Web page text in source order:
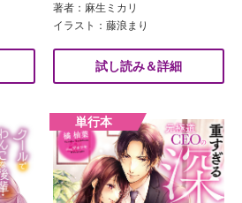
著者：麻生ミカリ
イラスト：藤浪まり
試し読み＆詳細